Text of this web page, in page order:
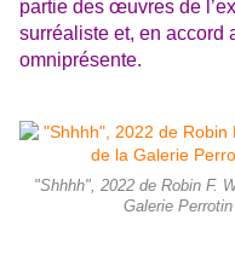
partie des œuvres de
surréaliste et, en accord
omniprésente.
"Shhhh", 2022 de Robin F.
Galerie